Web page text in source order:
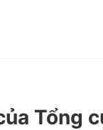
Tổng